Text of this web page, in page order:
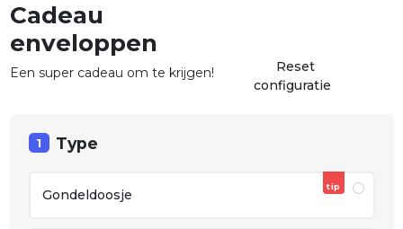
Cadeau
enveloppen
Een super cadeau om te krijgen!
Reset
configuratie
1 Type
tip
Gondeldoosje